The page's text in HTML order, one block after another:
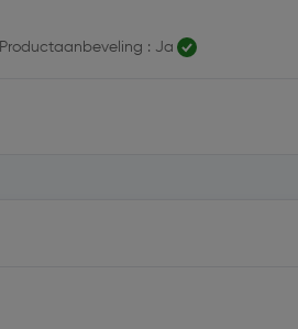
Productaanbeveling : Ja